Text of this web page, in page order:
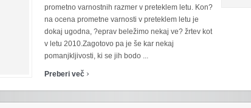
prometno varnostnih razmer v preteklem letu. Kon?
na ocena prometne varnosti v preteklem letu je
dokaj ugodna, ?eprav beležimo nekaj ve? žrtev kot
v letu 2010.Zagotovo pa je še kar nekaj
pomanjkljivosti, ki se jih bodo ...
Preberi več ›